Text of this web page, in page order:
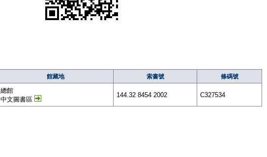
館藏地 索書號 條碼號
總館
中文圖書區
144.32 8454 2002 C327534